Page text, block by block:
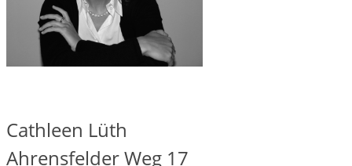
Cathleen Lüth
Ahrensfelder Weg 17